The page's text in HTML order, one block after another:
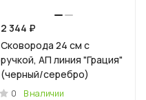
2 344 ₽
Сковорода 24 см с
ручкой, АП линия "Грация"
(черный/серебро)
0
В наличии